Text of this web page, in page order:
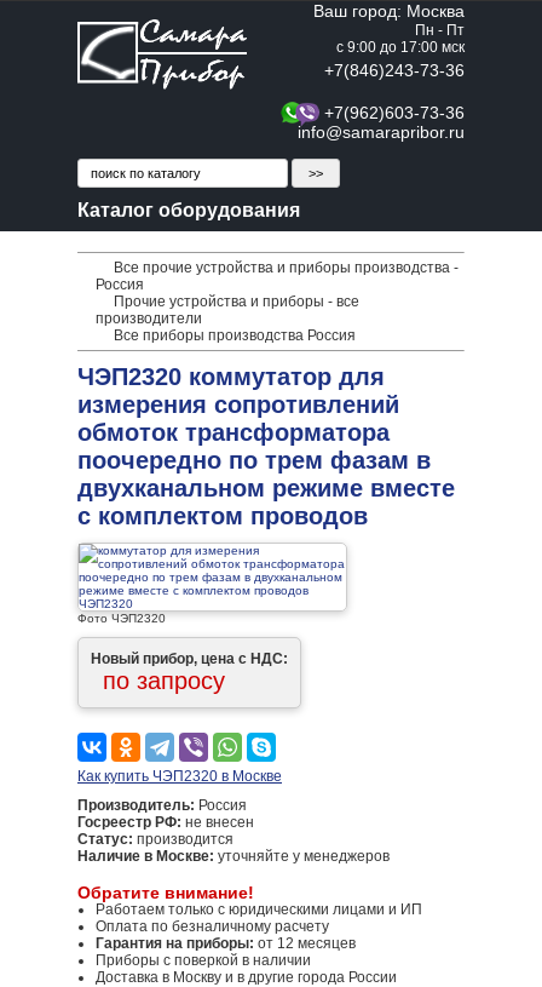
Ваш город: Москва
Пн - Пт
с 9:00 до 17:00 мск
+7(846)243-73-36
+7(962)603-73-36
info@samarapribor.ru
Каталог оборудования
Все прочие устройства и приборы производства -
Россия
Прочие устройства и приборы - все
производители
Все приборы производства Россия
ЧЭП2320 коммутатор для
измерения сопротивлений
обмоток трансформатора
поочередно по трем фазам в
двухканальном режиме вместе
с комплектом проводов
Фото ЧЭП2320
Новый прибор, цена с НДС:
по запросу
Как купить ЧЭП2320 в Москве
Производитель: Россия
Госреестр РФ: не внесен
Статус: производится
Наличие в Москве: уточняйте у менеджеров
Обратите внимание!
Работаем только с юридическими лицами и ИП
Оплата по безналичному расчету
Гарантия на приборы: от 12 месяцев
Приборы с поверкой в наличии
Доставка в Москву и в другие города России